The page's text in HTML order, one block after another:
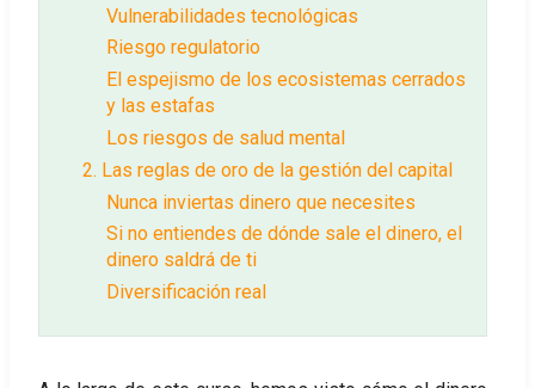
Vulnerabilidades tecnológicas
Riesgo regulatorio
El espejismo de los ecosistemas cerrados
y las estafas
Los riesgos de salud mental
2. Las reglas de oro de la gestión del capital
Nunca inviertas dinero que necesites
Si no entiendes de dónde sale el dinero, el
dinero saldrá de ti
Diversificación real